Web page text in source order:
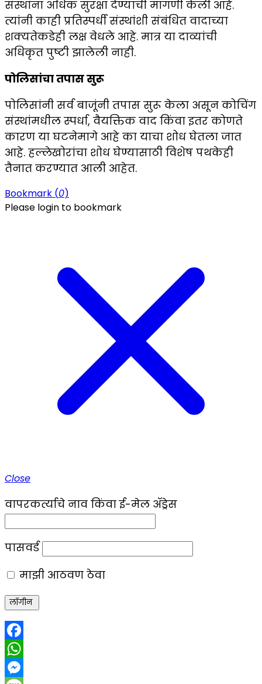
संस्थांना अधिक सुरक्षा देण्याची मागणी केली आहे.
त्यांनी काही प्रतिस्पर्धी संस्थांशी संबंधित वादाच्या
शक्यतेकडेही लक्ष वेधले आहे. मात्र या दाव्यांची
अधिकृत पुष्टी झालेली नाही.
पोलिसांचा तपास सुरू
पोलिसांनी सर्व बाजूंनी तपास सुरू केला असून कोचिंग
संस्थांमधील स्पर्धा, वैयक्तिक वाद किंवा इतर कोणते
कारण या घटनेमागे आहे का याचा शोध घेतला जात
आहे. हल्लेखोरांचा शोध घेण्यासाठी विशेष पथकेही
तैनात करण्यात आली आहेत.
Bookmark (0)
Please login to bookmark
Close
वापरकर्त्याचे नाव किंवा ई-मेल ॲड्रेस
पासवर्ड
माझी आठवण ठेवा
Facebook
WhatsApp